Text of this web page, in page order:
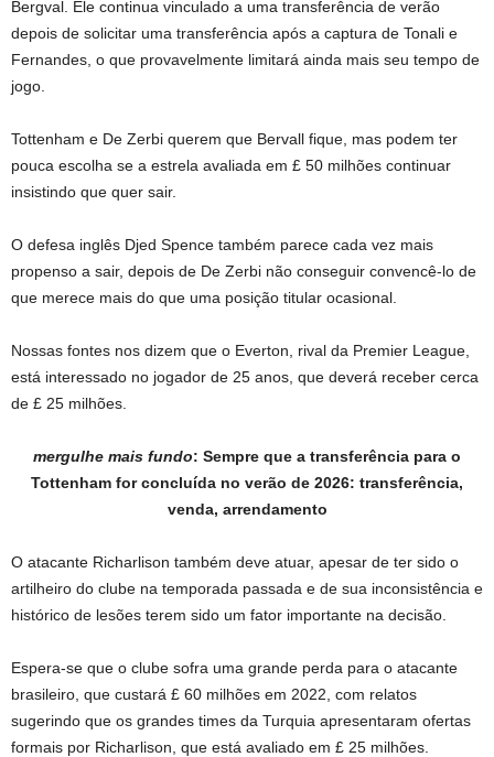
Bergval. Ele continua vinculado a uma transferência de verão
depois de solicitar uma transferência após a captura de Tonali e
Fernandes, o que provavelmente limitará ainda mais seu tempo de
jogo.
Tottenham e De Zerbi querem que Bervall fique, mas podem ter
pouca escolha se a estrela avaliada em £ 50 milhões continuar
insistindo que quer sair.
O defesa inglês Djed Spence também parece cada vez mais
propenso a sair, depois de De Zerbi não conseguir convencê-lo de
que merece mais do que uma posição titular ocasional.
Nossas fontes nos dizem que o Everton, rival da Premier League,
está interessado no jogador de 25 anos, que deverá receber cerca
de £ 25 milhões.
mergulhe mais fundo: Sempre que a transferência para o
Tottenham for concluída no verão de 2026: transferência,
venda, arrendamento
O atacante Richarlison também deve atuar, apesar de ter sido o
artilheiro do clube na temporada passada e de sua inconsistência e
histórico de lesões terem sido um fator importante na decisão.
Espera-se que o clube sofra uma grande perda para o atacante
brasileiro, que custará £ 60 milhões em 2022, com relatos
sugerindo que os grandes times da Turquia apresentaram ofertas
formais por Richarlison, que está avaliado em £ 25 milhões.